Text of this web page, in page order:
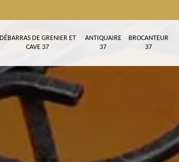
DÉBARRAS DE GRENIER ET
CAVE 37
ANTIQUAIRE
37
BROCANTEUR
37